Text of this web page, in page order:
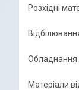
Розхідні
Обладнання
Матеріали